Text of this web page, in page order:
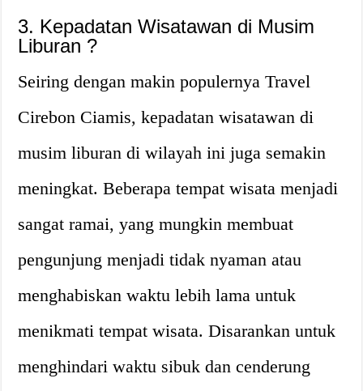
3. Kepadatan Wisatawan di Musim
Liburan ?
Seiring dengan makin populernya Travel
Cirebon Ciamis, kepadatan wisatawan di
musim liburan di wilayah ini juga semakin
meningkat. Beberapa tempat wisata menjadi
sangat ramai, yang mungkin membuat
pengunjung menjadi tidak nyaman atau
menghabiskan waktu lebih lama untuk
menikmati tempat wisata. Disarankan untuk
menghindari waktu sibuk dan cenderung